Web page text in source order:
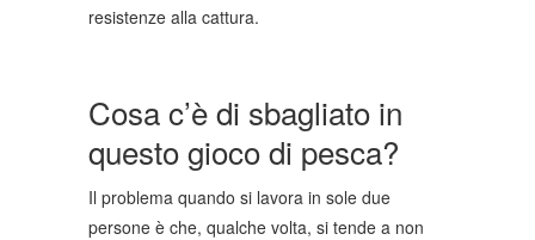
resistenze alla cattura.
Cosa c’è di sbagliato in
questo gioco di pesca?
Il problema quando si lavora in sole due
persone è che, qualche volta, si tende a non